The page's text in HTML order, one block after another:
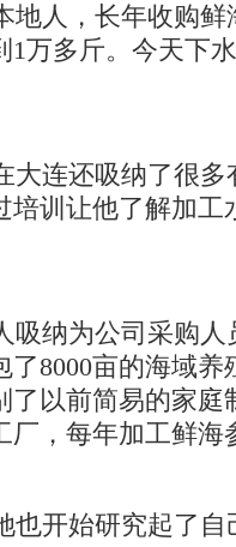
人，长年收购鲜
1万多斤。今天下
连还吸纳了很多
培训让他了解加工
纳为公司采购人
8000亩的海域
了以前简易的家庭
厂，每年加工鲜海
开始研究起了自